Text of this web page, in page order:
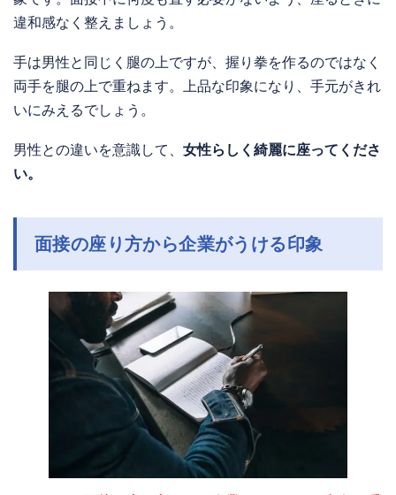
違和感なく整えましょう。
手は男性と同じく腿の上ですが、握り拳を作るのではなく
両手を腿の上で重ねます。上品な印象になり、手元がきれ
いにみえるでしょう。
男性との違いを意識して、 女性らしく綺麗に座ってくださ
い。
面接の座り方から企業がうける印象